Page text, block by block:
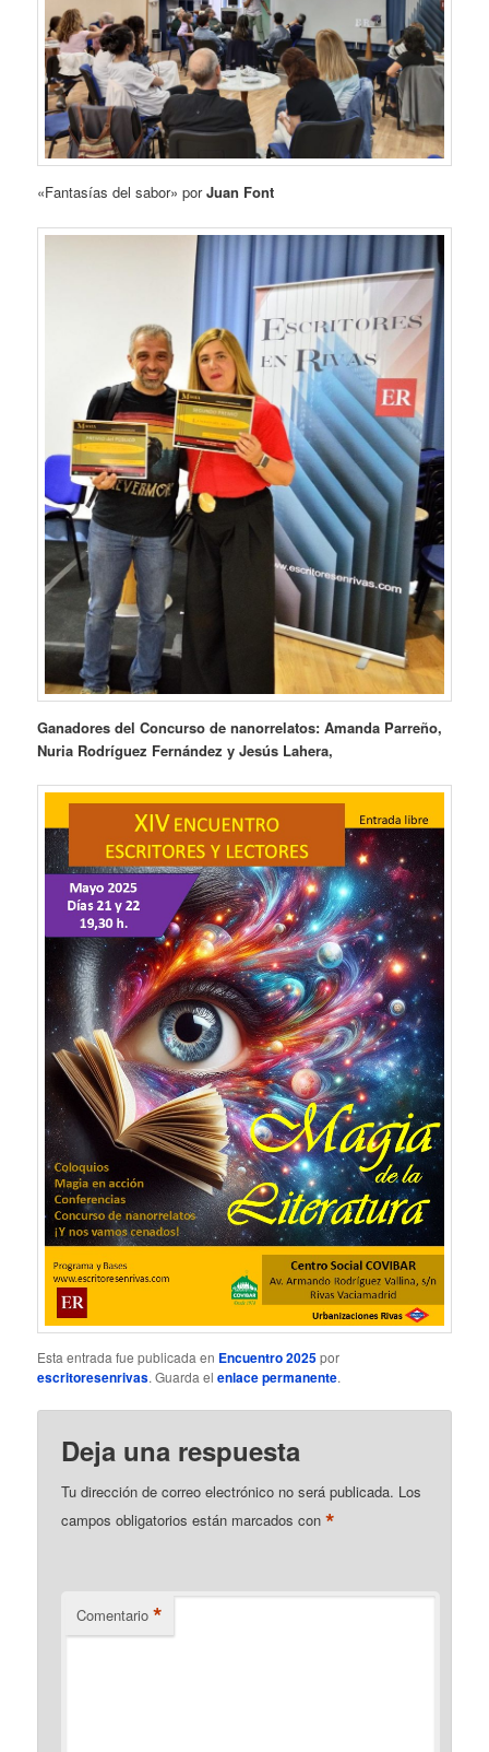
«Fantasías del sabor» porJuan Font
Ganadores del Concurso de nanorrelatos: Amanda Parreño,
Nuria Rodríguez Fernández y Jesús Lahera,
Esta entrada fue publicada en Encuentro 2025por
escritoresenrivas. Guarda elenlace permanente.
Deja una respuesta
Tu dirección de correo electrónico no será publicada. Los
campos obligatorios están marcados con*
Comentario *